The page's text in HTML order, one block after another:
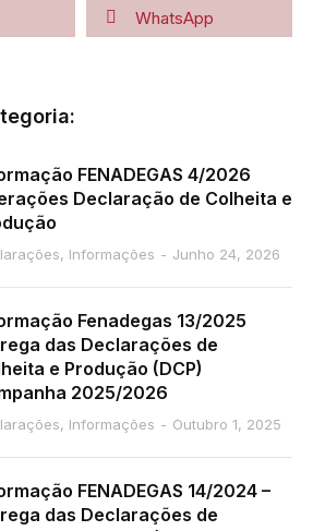
WhatsApp
FENADEGAS 4/2026
Declaração de Colheita e
, Informações Junho 24, 2026
Fenadegas 13/2025
das Declarações de
e Produção (DCP)
2025/2026
, Informações Outubro 1, 2025
FENADEGAS 14/2024 –
das Declarações de